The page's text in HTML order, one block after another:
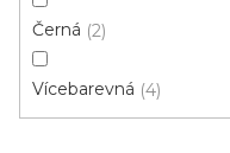
Černá 2
Vícebarevná 4